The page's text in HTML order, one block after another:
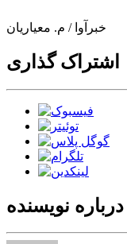
خبرآوا / م. معیاریان
اشتراک گذاری
درباره نویسنده